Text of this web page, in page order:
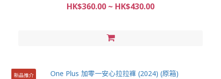
HK$360.00 ~ HK$430.00
新品推介